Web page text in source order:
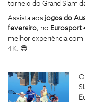
torneio do Grand Slam
Assista aos jogos do
fevereiro, no Eurosport
melhor experiência com
4K. 😎
O